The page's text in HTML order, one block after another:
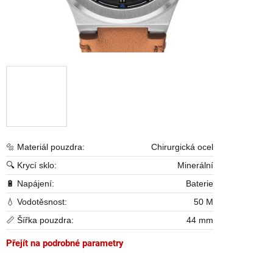
🔩 Materiál pouzdra:
Chirurgická ocel
🔍 Krycí sklo:
Minerální
🔋 Napájení:
Baterie
💧 Vodotěsnost:
50 M
📏 Šířka pouzdra:
44 mm
Přejít na podrobné parametry